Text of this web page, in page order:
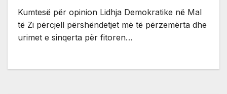
Kumtesë për opinion Lidhja Demokratike në Mal
të Zi përcjell përshëndetjet më të përzemërta dhe
urimet e sinqerta për fitoren…